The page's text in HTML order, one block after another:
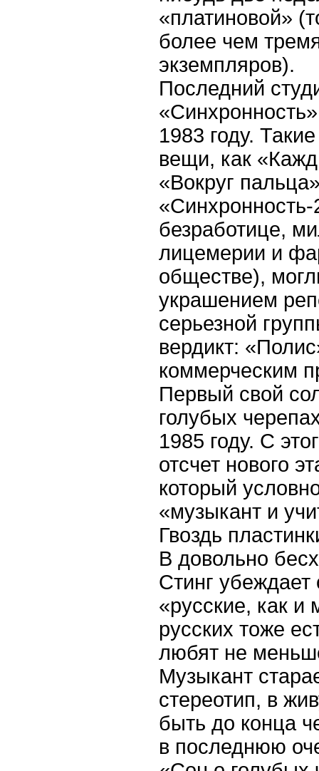
«платиновой»
более чем
экземпляров).
Последний
1983 году.
вещи, как
«Вокруг
безработице,
лицемерии и
обществе),
украшением
серьезной
вердикт:
коммерческим
Первый свой
голубых
1985 году. С
отсчет нового
который
«музыкант и
Гвоздь
В довольно
Стинг убеждает
«русские, как
русских тоже
любят не
Музыкант
стереотип, в
быть до конца
в последнюю